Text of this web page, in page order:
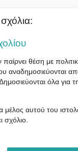
θέση με
αναδημοσιεύονται
όλα για
αυτού του
σχόλιο.